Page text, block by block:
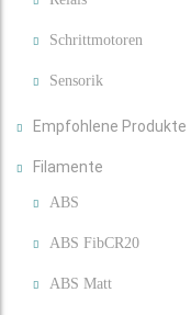
Schrittmotoren
Sensorik
Empfohlene Produkte
Filamente
ABS
ABS FibCR20
ABS Matt